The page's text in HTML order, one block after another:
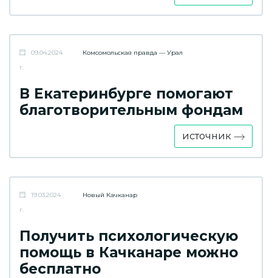
09.04.2024
г.
Комсомольская правда — Урал
В Екатеринбурге помогают
благотворительным фондам
источник
19.03.2024
г.
Новый Качканар
Получить психологическую
помощь в Качканаре можно
бесплатно